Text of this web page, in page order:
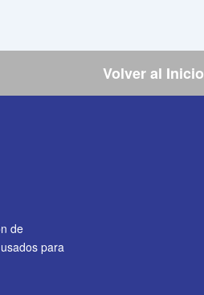
Volver al Inicio
de
para